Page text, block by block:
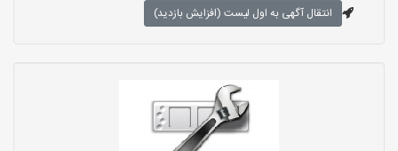
انتقال آگهی به اول لیست (افزایش بازدید)